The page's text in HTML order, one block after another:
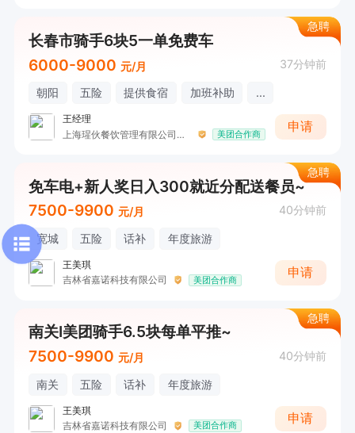
急聘
长春市骑手6块5一单免费车
6000-9000 元/月 37分钟前
朝阳 五险 提供食宿 加班补助 ...
王经理
上海瑆伙餐饮管理有限公司长春分公司
美团合作商
申请
急聘
免车电+新人奖日入300就近分配送餐员~
7500-9900 元/月 40分钟前
宽城 五险 话补 年度旅游
王美琪
吉林省嘉诺科技有限公司
美团合作商
申请
急聘
南关I美团骑手6.5块每单平推~
7500-9900 元/月 40分钟前
南关 五险 话补 年度旅游
王美琪
吉林省嘉诺科技有限公司
美团合作商
申请